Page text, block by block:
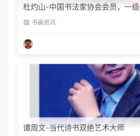
杜灼山-中国书法家协会会员，一
书法家协会会员
书画资讯
谭周文-当代诗书双绝艺术大师